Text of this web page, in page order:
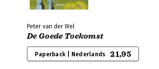
Peter van der Wel
De Goede Toekomst
Paperback | Nederlands 21,95